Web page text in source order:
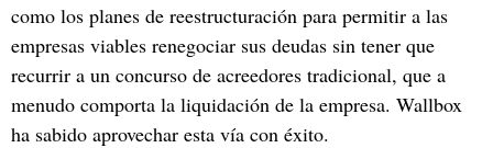
como los planes de reestructuración para permitir a las
empresas viables renegociar sus deudas sin tener que
recurrir a un concurso de acreedores tradicional, que a
menudo comporta la liquidación de la empresa. Wallbox
ha sabido aprovechar esta vía con éxito.